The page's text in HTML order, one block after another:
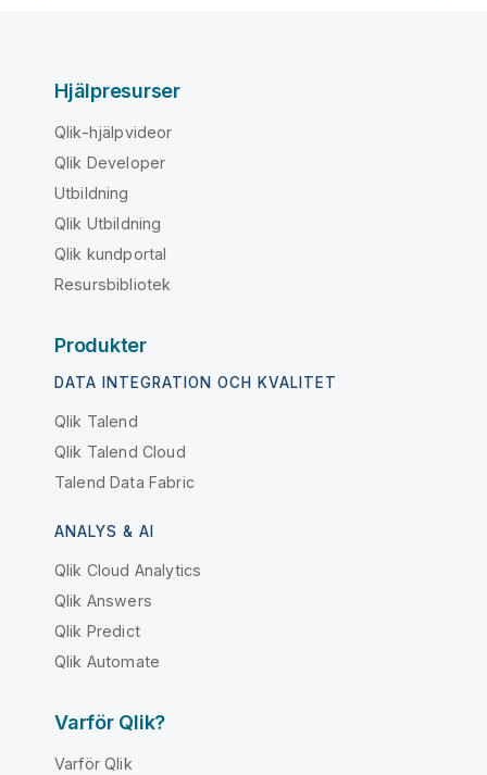
Hjälpresurser
Qlik-hjälpvideor
Qlik Developer
Utbildning
Qlik Utbildning
Qlik kundportal
Resursbibliotek
Produkter
DATA INTEGRATION OCH KVALITET
Qlik Talend
Qlik Talend Cloud
Talend Data Fabric
ANALYS & AI
Qlik Cloud Analytics
Qlik Answers
Qlik Predict
Qlik Automate
Varför Qlik?
Varför Qlik